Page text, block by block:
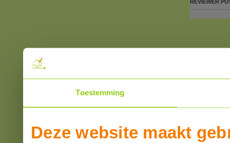
Toestemming
Deze website maakt
REVIEWER